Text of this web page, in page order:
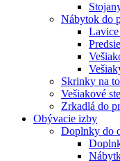
Nábytok do
Lavice
Skrinky na
Vešiakové
Zrkadlá do
Obývacie izby
Doplnky do